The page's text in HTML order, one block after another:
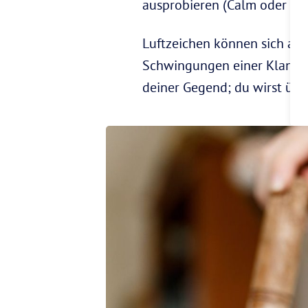
ausprobieren (Calm oder
Luftzeichen können sich
Schwingungen einer
deiner Gegend; du wirst